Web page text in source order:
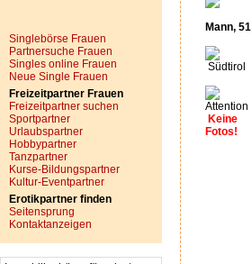
Singlebörse Frauen
Partnersuche Frauen
Singles online Frauen
Neue Single Frauen
Freizeitpartner Frauen
Freizeitpartner suchen
Sportpartner
Urlaubspartner
Hobbypartner
Tanzpartner
Kurse-Bildungspartner
Kultur-Eventpartner
Erotikpartner finden
Seitensprung
Kontaktanzeigen
Mann, 51
Südtirol
Keine
Fotos!